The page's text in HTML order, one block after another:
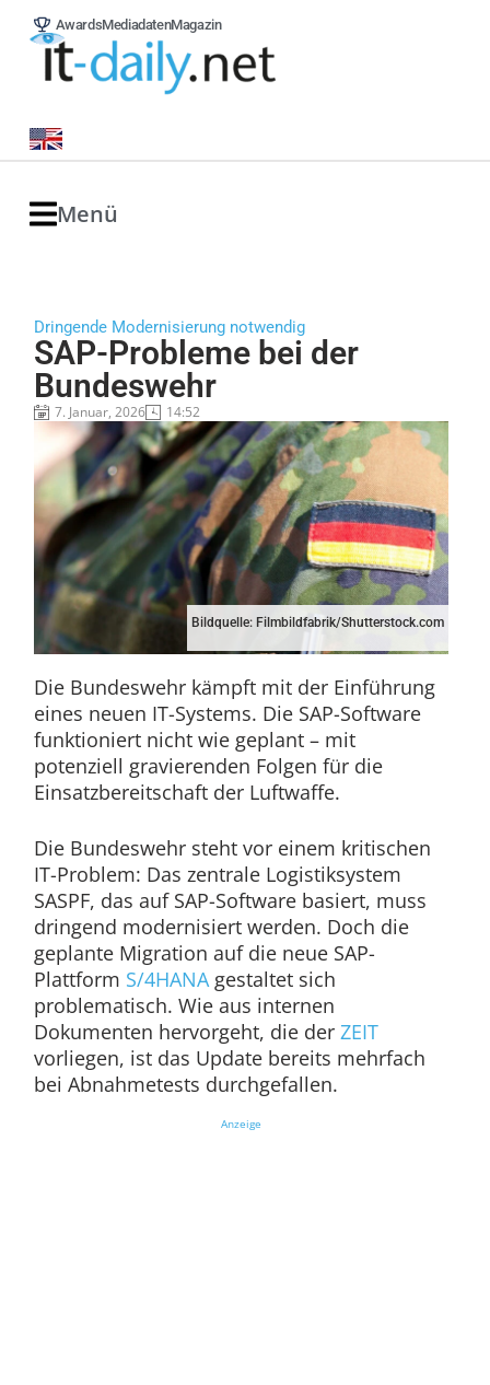
AwardsMediadatenMagazin
Menü
Dringende Modernisierung notwendig
SAP-Probleme bei der
Bundeswehr
7. Januar, 2026 14:52
Bildquelle: Filmbildfabrik/Shutterstock.com
Die Bundeswehr kämpft mit der Einführung
eines neuen IT-Systems. Die SAP-Software
funktioniert nicht wie geplant – mit
potenziell gravierenden Folgen für die
Einsatzbereitschaft der Luftwaffe.
Die Bundeswehr steht vor einem kritischen
IT-Problem: Das zentrale Logistiksystem
SASPF, das auf SAP-Software basiert, muss
dringend modernisiert werden. Doch die
geplante Migration auf die neue SAP-
Plattform S/4HANAgestaltet sich
problematisch. Wie aus internen
Dokumenten hervorgeht, die der ZEIT
vorliegen, ist das Update bereits mehrfach
bei Abnahmetests durchgefallen.
Anzeige